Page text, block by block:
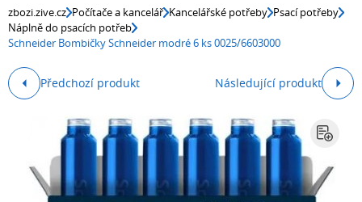
zbozi.zive.cz Počítače a kancelář Kancelářské potřeby Psací potřeby
Náplně do psacích potřeb
Schneider Bombičky Schneider modré 6 ks 0025/6603000
Předchozí produkt Následující produkt